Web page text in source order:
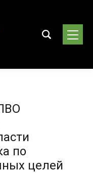
по
целей